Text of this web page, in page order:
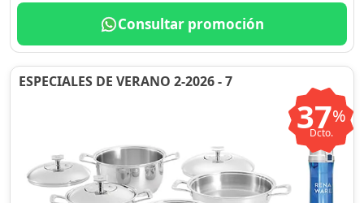
Consultar promoción
ESPECIALES DE VERANO 2-2026 - 7
37%
Dcto.